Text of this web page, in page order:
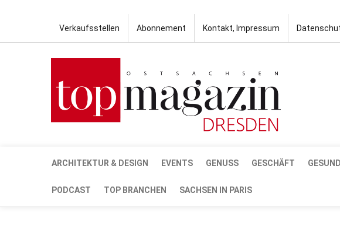
Verkaufsstellen Abonnement Kontakt, Impressum
ARCHITEKTUR & DESIGN EVENTS GENUSS GESCHÄFT
PODCAST TOP BRANCHEN SACHSEN IN PARIS